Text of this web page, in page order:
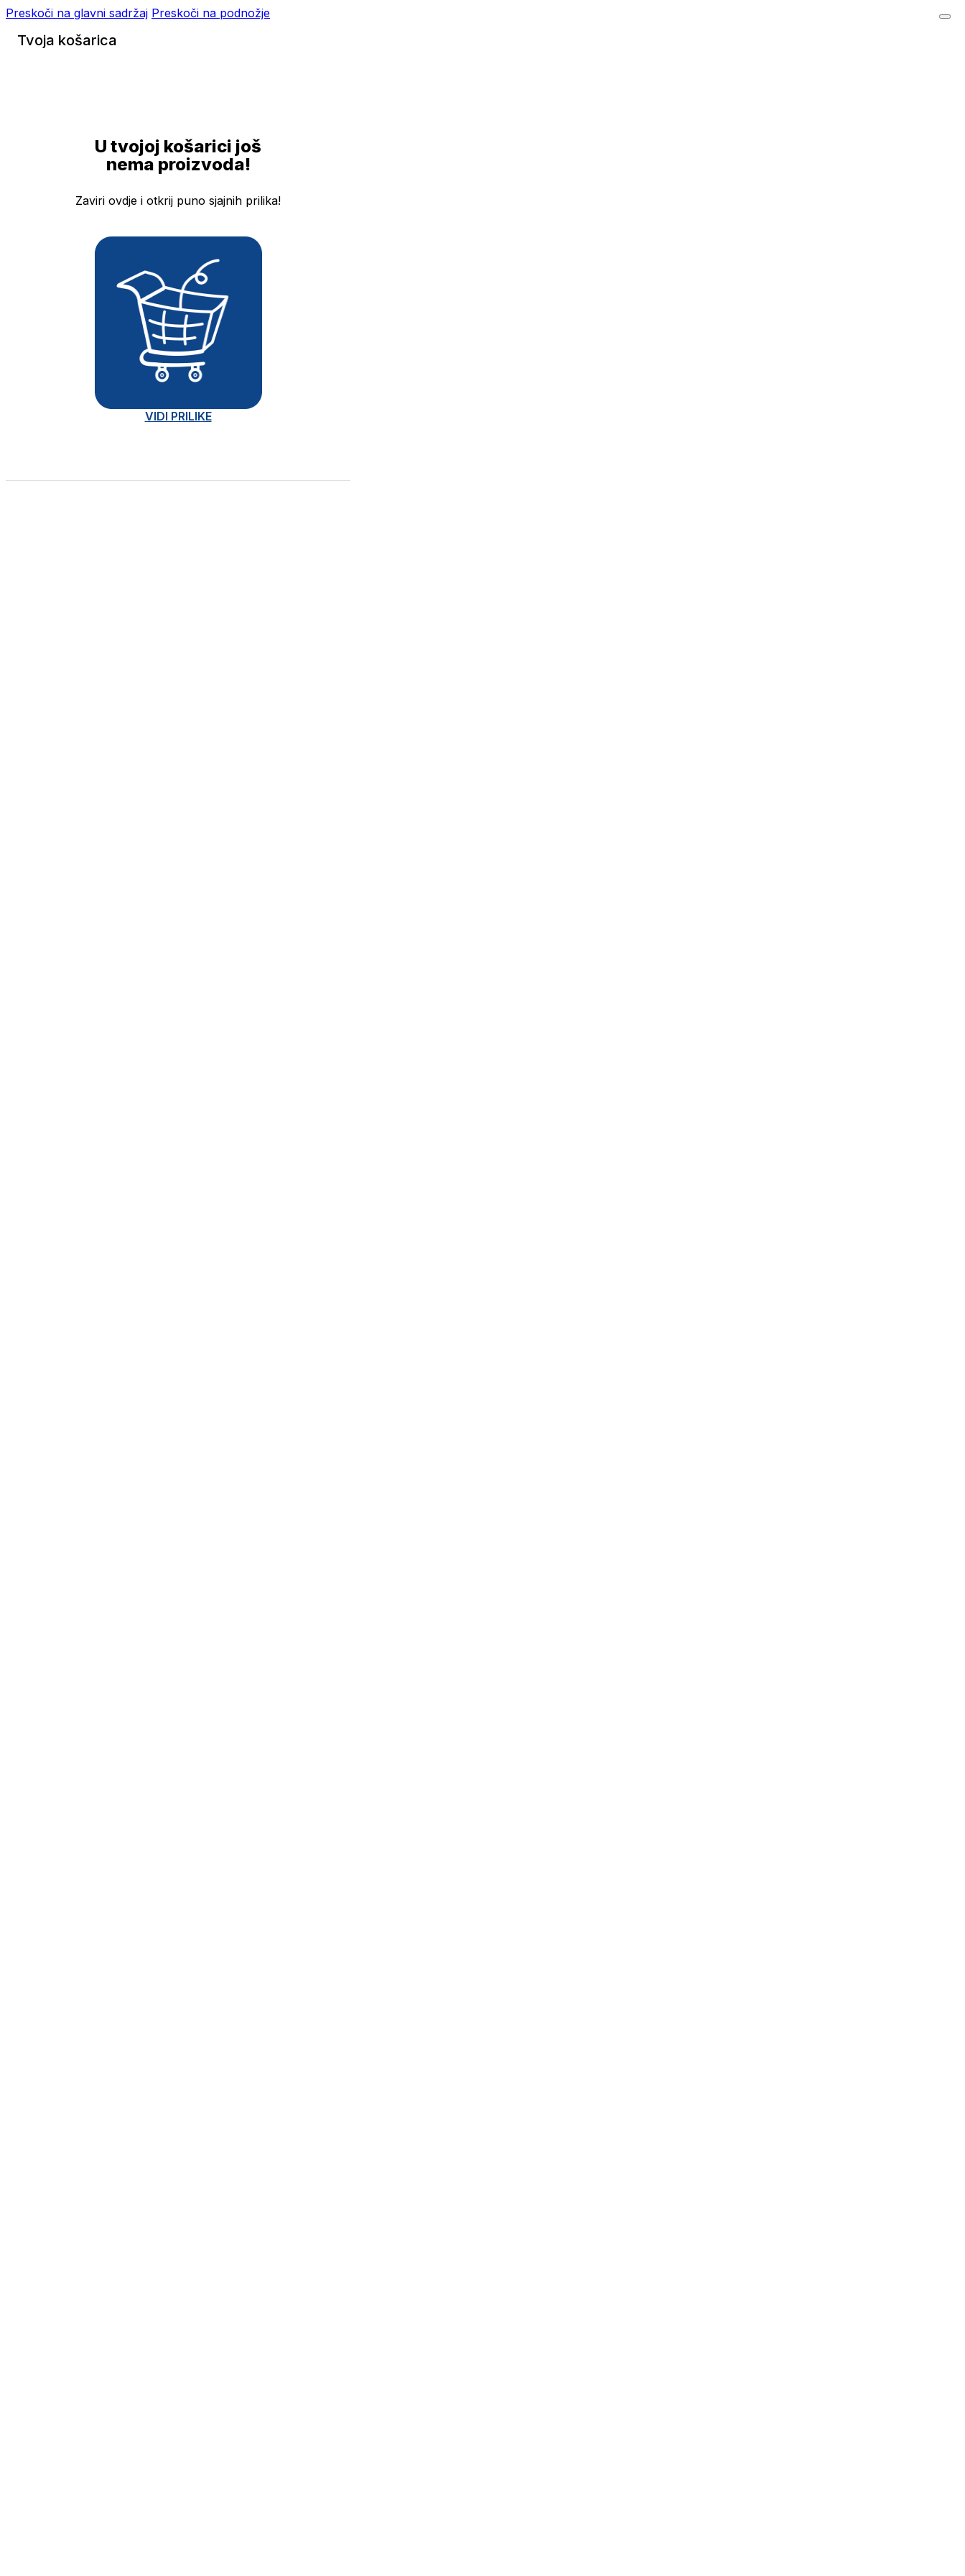
Preskoči na glavni sadržaj Preskoči na podnožje
Tvoja košarica
U tvojoj košarici još
nema proizvoda!
Zaviri ovdje i otkrij puno sjajnih prilika!
VIDI PRILIKE